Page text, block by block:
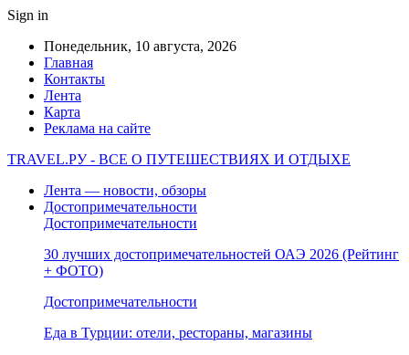
Sign in
Понедельник, 10 августа, 2026
Главная
Контакты
Лента
Карта
Реклама на сайте
TRAVEL.РУ - ВСЕ О ПУТЕШЕСТВИЯХ И ОТДЫХЕ
Лента — новости, обзоры
Достопримечательности
Достопримечательности
30 лучших достопримечательностей ОАЭ 2026 (Рейтинг
+ ФОТО)
Достопримечательности
Еда в Турции: отели, рестораны, магазины